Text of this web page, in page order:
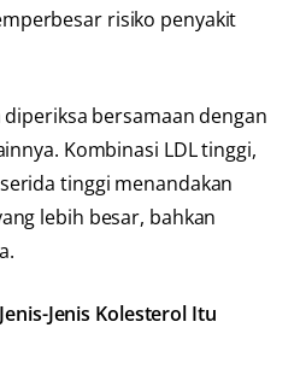
risiko penyakit
bersamaan dengan
Kombinasi LDL tinggi,
tinggi menandakan
lebih besar, bahkan
Jenis Kolesterol Itu